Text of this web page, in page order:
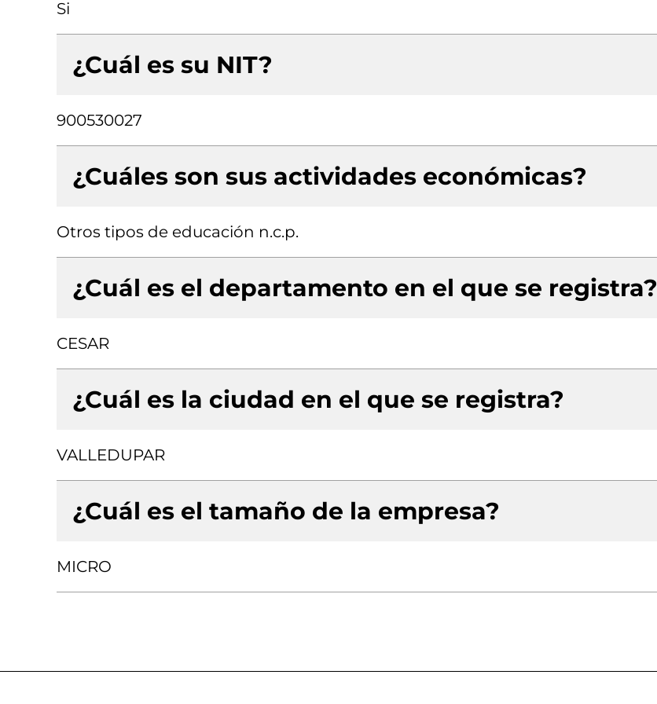
Si
¿Cuál es su NIT?
900530027
¿Cuáles son sus actividades económicas?
Otros tipos de educación n.c.p.
¿Cuál es el departamento en el que se registra?
CESAR
¿Cuál es la ciudad en el que se registra?
VALLEDUPAR
¿Cuál es el tamaño de la empresa?
MICRO